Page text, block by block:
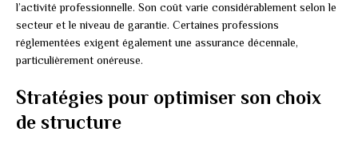
l’activité professionnelle. Son coût varie considérablement selon le
secteur et le niveau de garantie. Certaines professions
réglementées exigent également une assurance décennale,
particulièrement onéreuse.
Stratégies pour optimiser son choix
de structure